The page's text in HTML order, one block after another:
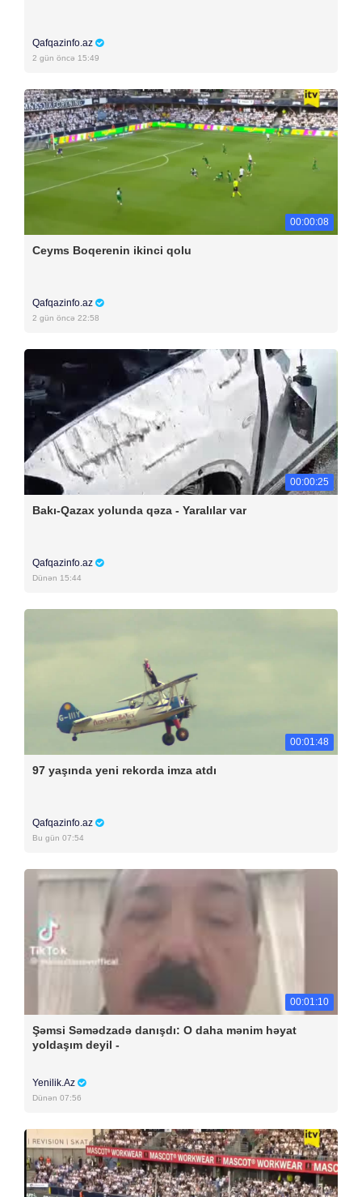
Qafqazinfo.az
2 gün öncə 15:49
00:00:08
Ceyms Boqerenin ikinci qolu
Qafqazinfo.az
2 gün öncə 22:58
00:00:25
Bakı-Qazax yolunda qəza - Yaralılar var
Qafqazinfo.az
Dünən 15:44
00:01:48
97 yaşında yeni rekorda imza atdı
Qafqazinfo.az
Bu gün 07:54
00:01:10
Şəmsi Səmədzadə danışdı: O daha mənim həyat
yoldaşım deyil -
Yenilik.Az
Dünən 07:56